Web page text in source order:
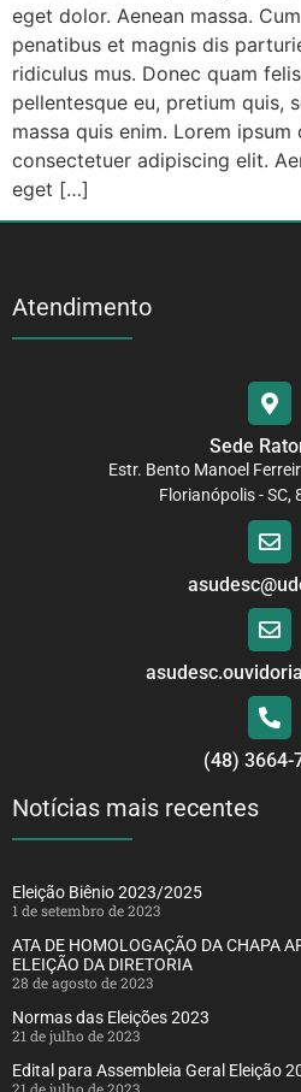
eget dolor. Aenean massa.
penatibus et magnis dis
ridiculus mus. Donec quam
pellentesque eu, pretium quis,
massa quis enim. Lorem
consectetuer adipiscing elit.
eget […]
Atendimento
Sede
Estr. Bento Manoel
Florianópolis - SC,
(48) 3664-
Notícias mais recentes
Eleição Biênio 2023/2025
1 de setembro de 2023
ATA DE HOMOLOGAÇÃO DA CHAPA
ELEIÇÃO DA DIRETORIA
28 de agosto de 2023
Normas das Eleições 2023
21 de julho de 2023
Edital para Assembleia Geral Eleição